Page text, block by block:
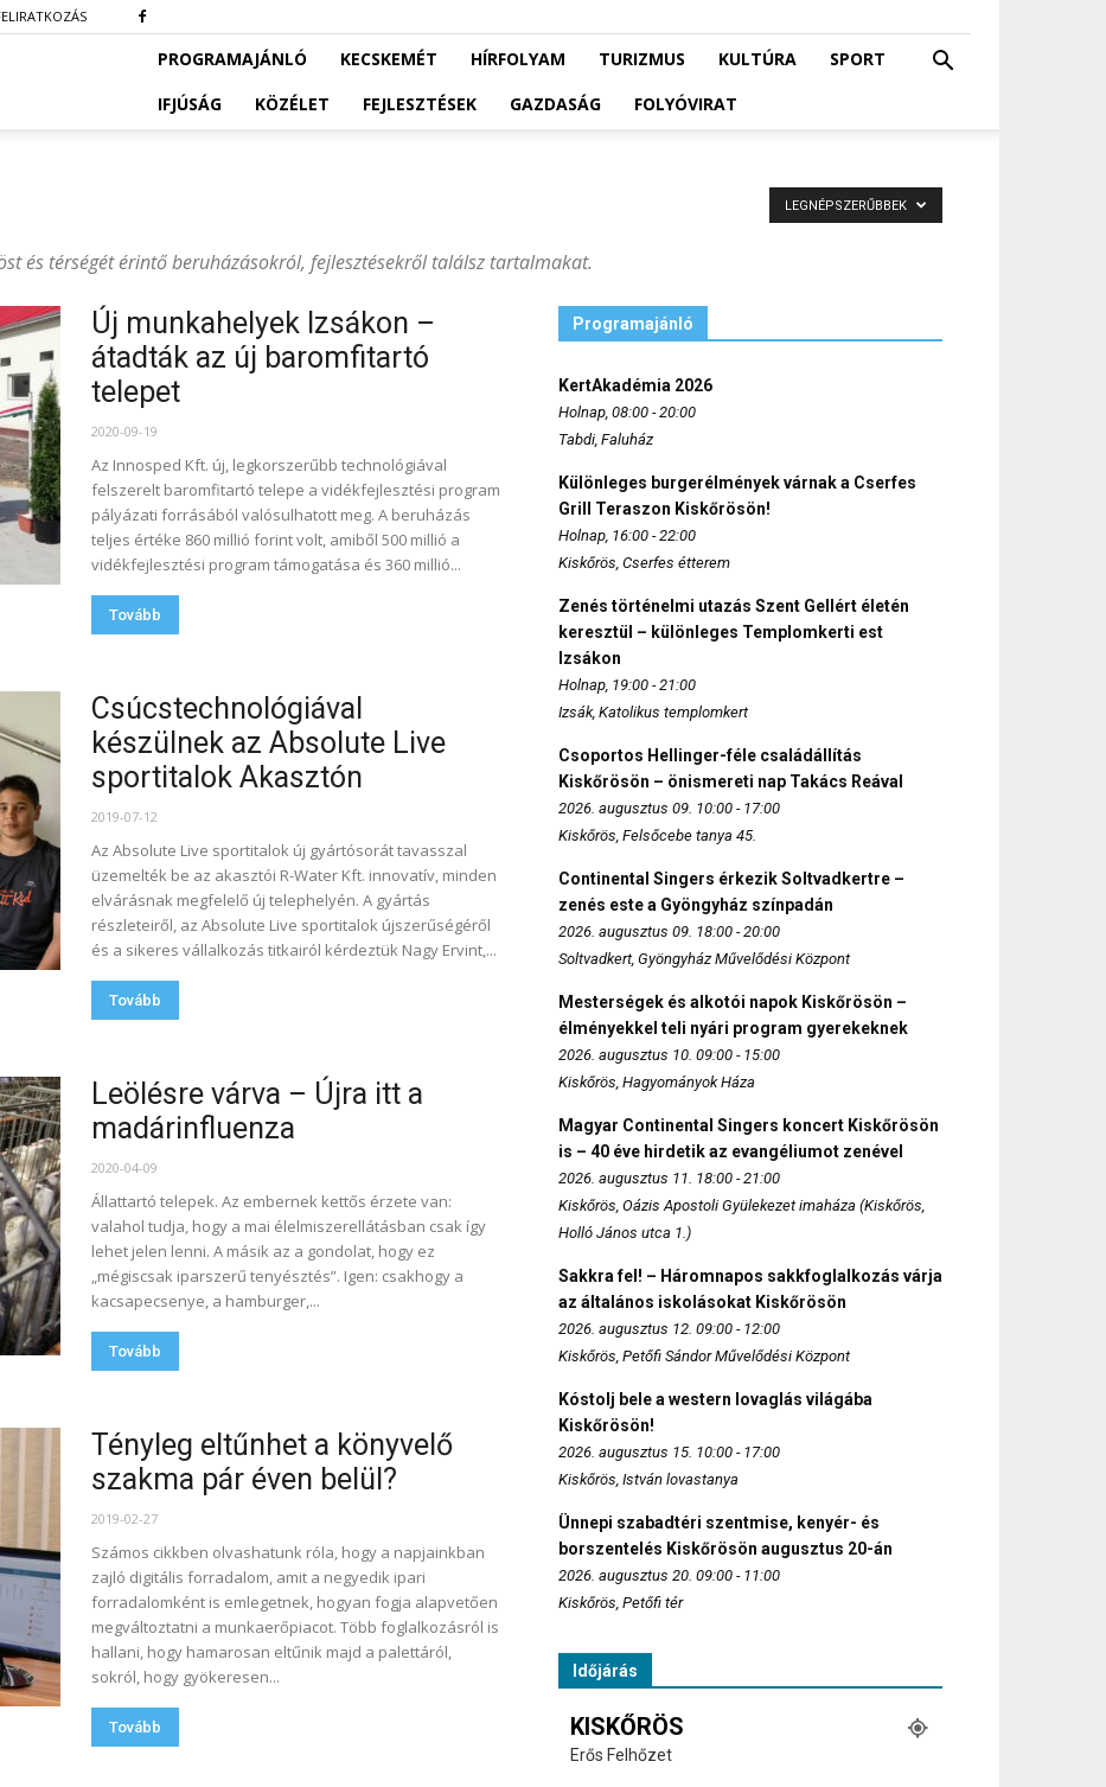
PROGRAMAJÁNLÓ KECSKEMÉT HÍRFOLYAM TURIZMUS KULTÚRA
SPORT
IFJÚSÁG
KÖZÉLET FEJLESZTÉSEK GAZDASÁG FOLYÓVIRAT
és térségét érintő beruházásokról, fejlesztésekről találsz tartalmakat.
LEGNÉPSZERŰBBEK
Új munkahelyek Izsákon –
átadták az új baromfitartó
telepet
2020-09-19
Az Innosped Kft. új, legkorszerűbb technológiával
felszerelt baromfitartó telepe a vidékfejlesztési program
pályázati forrásából valósulhatott meg. A beruházás
teljes értéke 860 millió forint volt, amiből 500 millió a
vidékfejlesztési program támogatása és 360 millió...
Tovább
Csúcstechnológiával
készülnek az Absolute Live
sportitalok Akasztón
2019-07-12
Az Absolute Live sportitalok új gyártósorát tavasszal
üzemelték be az akasztói R-Water Kft. innovatív, minden
elvárásnak megfelelő új telephelyén. A gyártás
részleteiről, az Absolute Live sportitalok újszerűségéről
és a sikeres vállalkozás titkairól kérdeztük Nagy Ervint,...
Tovább
Leölésre várva – Újra itt a
madárinfluenza
2020-04-09
Állattartó telepek. Az embernek kettős érzete van:
valahol tudja, hogy a mai élelmiszerellátásban csak így
lehet jelen lenni. A másik az a gondolat, hogy ez
„mégiscsak iparszerű tenyésztés”. Igen: csakhogy a
kacsapecsenye, a hamburger,...
Tovább
Tényleg eltűnhet a könyvelő
szakma pár éven belül?
2019-02-27
Számos cikkben olvashatunk róla, hogy a napjainkban
zajló digitális forradalom, amit a negyedik ipari
forradalomként is emlegetnek, hogyan fogja alapvetően
megváltoztatni a munkaerőpiacot. Több foglalkozásról is
hallani, hogy hamarosan eltűnik majd a palettáról,
sokról, hogy gyökeresen...
Tovább
Programajánló
KertAkadémia 2026
Holnap, 08:00 - 20:00
Tabdi, Faluház
Különleges burgerélmények várnak a Cserfes
Grill Teraszon Kiskőrösön!
Holnap, 16:00 - 22:00
Kiskőrös, Cserfes étterem
Zenés történelmi utazás Szent Gellért életén
keresztül – különleges Templomkerti est
Izsákon
Holnap, 19:00 - 21:00
Izsák, Katolikus templomkert
Csoportos Hellinger-féle családállítás
Kiskőrösön – önismereti nap Takács Reával
2026. augusztus 09. 10:00 - 17:00
Kiskőrös, Felsőcebe tanya 45.
Continental Singers érkezik Soltvadkertre –
zenés este a Gyöngyház színpadán
2026. augusztus 09. 18:00 - 20:00
Soltvadkert, Gyöngyház Művelődési Központ
Mesterségek és alkotói napok Kiskőrösön –
élményekkel teli nyári program gyerekeknek
2026. augusztus 10. 09:00 - 15:00
Kiskőrös, Hagyományok Háza
Magyar Continental Singers koncert Kiskőrösön
is – 40 éve hirdetik az evangéliumot zenével
2026. augusztus 11. 18:00 - 21:00
Kiskőrös, Oázis Apostoli Gyülekezet imaháza (Kiskőrös,
Holló János utca 1.)
Sakkra fel! – Háromnapos sakkfoglalkozás várja
az általános iskolásokat Kiskőrösön
2026. augusztus 12. 09:00 - 12:00
Kiskőrös, Petőfi Sándor Művelődési Központ
Kóstolj bele a western lovaglás világába
Kiskőrösön!
2026. augusztus 15. 10:00 - 17:00
Kiskőrös, István lovastanya
Ünnepi szabadtéri szentmise, kenyér- és
borszentelés Kiskőrösön augusztus 20-án
2026. augusztus 20. 09:00 - 11:00
Kiskőrös, Petőfi tér
Időjárás
KISKŐRÖS
Erős Felhőzet